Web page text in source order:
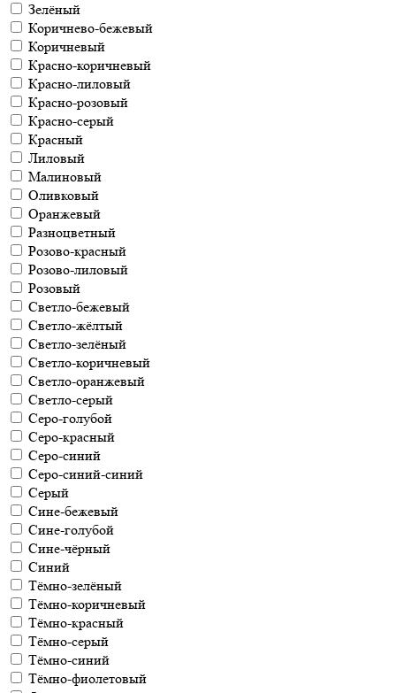
Зелёный
Коричнево-бежевый
Коричневый
Красно-коричневый
Красно-лиловый
Красно-розовый
Красно-серый
Красный
Лиловый
Малиновый
Оливковый
Оранжевый
Разноцветный
Розово-красный
Розово-лиловый
Розовый
Светло-бежевый
Светло-жёлтый
Светло-зелёный
Светло-коричневый
Светло-оранжевый
Светло-серый
Серо-голубой
Серо-красный
Серо-синий
Серо-синий-синий
Серый
Сине-бежевый
Сине-голубой
Сине-чёрный
Синий
Тёмно-зелёный
Тёмно-коричневый
Тёмно-красный
Тёмно-серый
Тёмно-синий
Тёмно-фиолетовый